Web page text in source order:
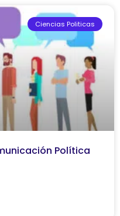
Ciencias Politicas
Política